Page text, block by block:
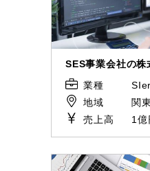
SES事業会社の株
業種
SIer
地域
関
売上高
1億